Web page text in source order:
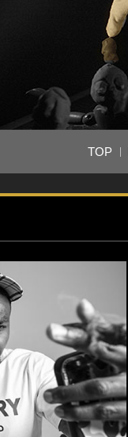
TOP